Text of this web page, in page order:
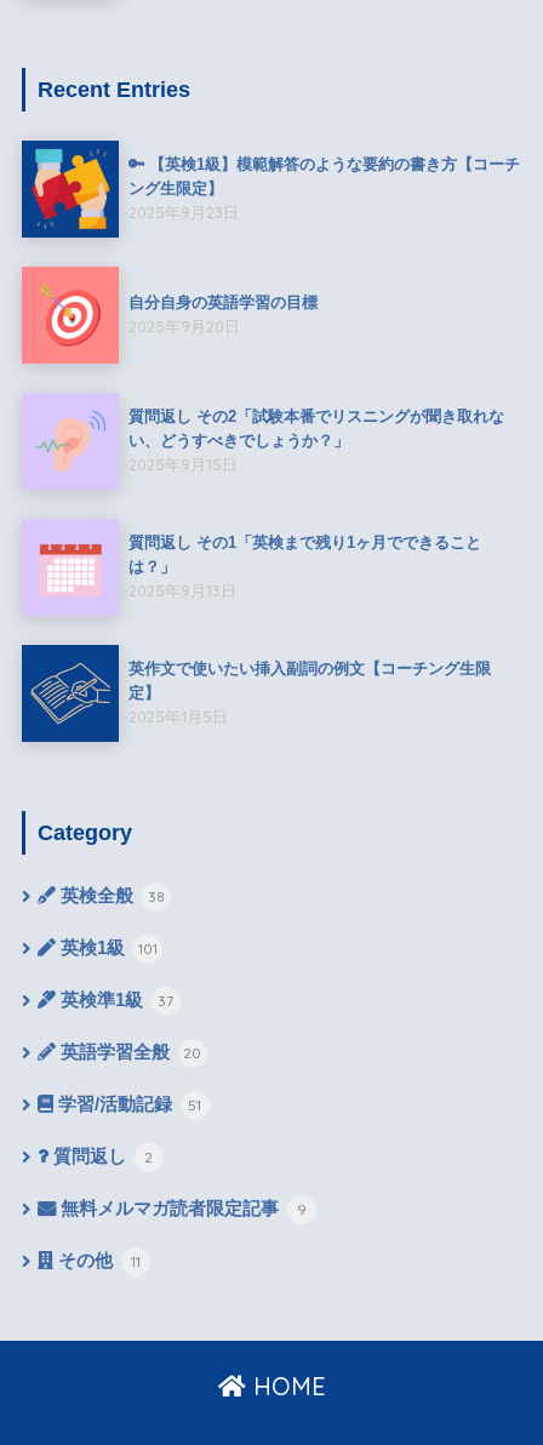
Recent Entries
🔑 【英検1級】模範解答のような要約の書き方【コーチ
ング生限定】
2025年9月23日
自分自身の英語学習の目標
2025年9月20日
質問返し その2「試験本番でリスニングが聞き取れな
い、どうすべきでしょうか？」
2025年9月15日
質問返し その1「英検まで残り1ヶ月でできること
は？」
2025年9月13日
英作文で使いたい挿入副詞の例文【コーチング生限
定】
2025年1月5日
Category
英検全般 38
英検1級 101
英検準1級 37
英語学習全般 20
学習/活動記録 51
質問返し 2
無料メルマガ読者限定記事 9
その他 11
HOME